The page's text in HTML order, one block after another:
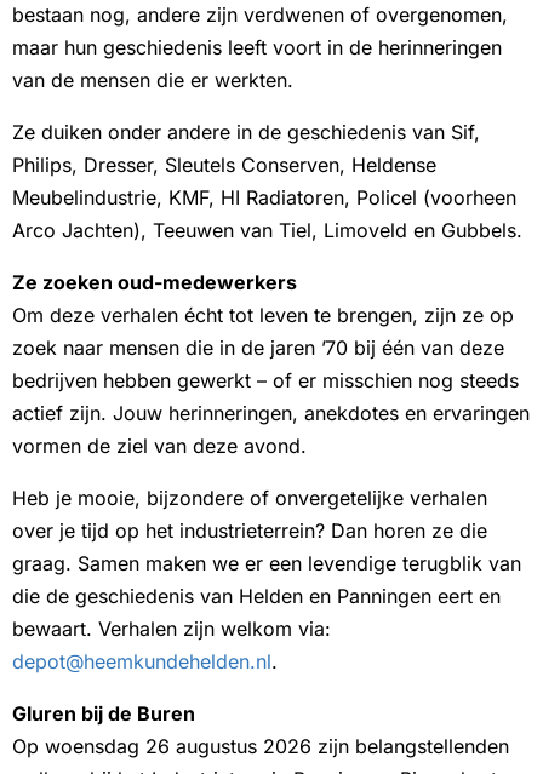
bestaan nog, andere zijn verdwenen of overgenomen,
maar hun geschiedenis leeft voort in de herinneringen
van de mensen die er werkten.
Ze duiken onder andere in de geschiedenis van Sif,
Philips, Dresser, Sleutels Conserven, Heldense
Meubelindustrie, KMF, HI Radiatoren, Policel (voorheen
Arco Jachten), Teeuwen van Tiel, Limoveld en Gubbels.
Ze zoeken oud-medewerkers
Om deze verhalen écht tot leven te brengen, zijn ze op
zoek naar mensen die in de jaren ’70 bij één van deze
bedrijven hebben gewerkt – of er misschien nog steeds
actief zijn. Jouw herinneringen, anekdotes en ervaringen
vormen de ziel van deze avond.
Heb je mooie, bijzondere of onvergetelijke verhalen
over je tijd op het industrieterrein? Dan horen ze die
graag. Samen maken we er een levendige terugblik van
die de geschiedenis van Helden en Panningen eert en
bewaart. Verhalen zijn welkom via:
depot@heemkundehelden.nl.
Gluren bij de Buren
Op woensdag 26 augustus 2026 zijn belangstellenden